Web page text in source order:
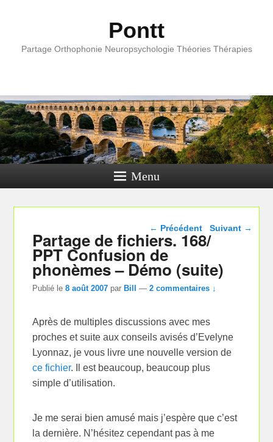
Pontt
Partage Orthophonie Neuropsychologie Théories Thérapies
Menu
Navigation dans les
← Précédent Suivant →
Partage de fichiers. 168/
PPT Confusion de
phonèmes – Démo (suite)
Publié le8 août 2007 par Bill —2 commentaires ↓
Après de multiples discussions avec mes
proches et suite aux conseils avisés d’Evelyne
Lyonnaz, je vous livre une nouvelle version de
ce fichier. Il est beaucoup, beaucoup plus
simple d’utilisation.
Je me serai bien amusé mais j’espère que c’est
la dernière. N’hésitez cependant pas à me